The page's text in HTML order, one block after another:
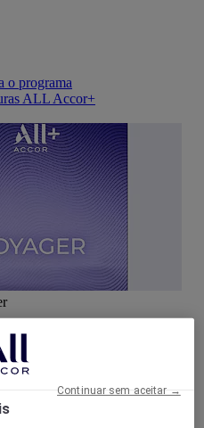
o programa
ALL Accor+
todo o ano
Continuar sem aceitar →